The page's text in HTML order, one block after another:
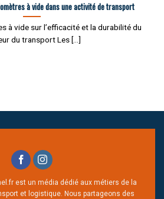
à vide dans une activité de transport
à vide sur l’efficacité et la durabilité du
du transport Les [...]
est un média dédié aux métiers de la
et logistique. Nous partageons des